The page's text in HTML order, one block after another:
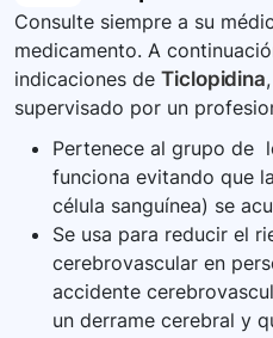
respuesta al
cualquier médico o
está tomando ticlopidina.
Consulte siempre a su
medicamento. A
indicaciones de Ticlopidina
supervisado por un
Pertenece al grupo de
funciona evitando que
célula sanguínea) se
Se usa para reducir el
cerebrovascular en
accidente
un derrame cerebral y